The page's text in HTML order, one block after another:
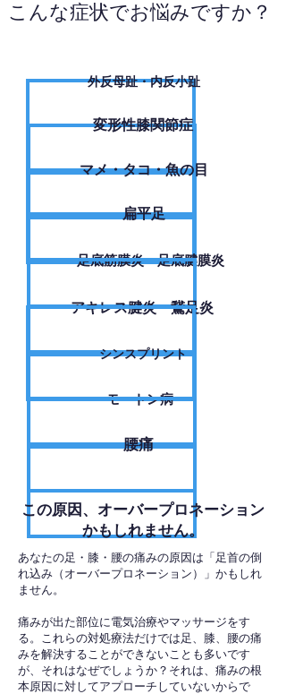
こんな症状でお悩みですか？
外反母趾・内反小趾
変形性膝関節症
​マメ・タコ・魚の目
扁平足
足底筋膜炎・足底腱膜炎
アキレス腱炎・鵞足炎
シンスプリント
モートン病
腰痛
​この原因、オーバープロネーション
かもしれません。
あなたの足・膝・腰の痛みの原因は「足首の倒
れ込み（オーバープロネーション）」かもしれ
ません。
痛みが出た部位に電気治療やマッサージをす
る。これらの対処療法だけでは足、膝、腰の痛
みを解決することができないことも多いです
が、それはなぜでしょうか？それは、痛みの根
本原因に対してアプローチしていないからで